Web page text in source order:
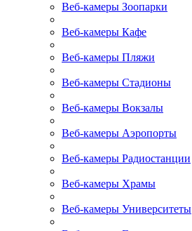
Веб-камеры Зоопарки
Веб-камеры Кафе
Веб-камеры Пляжи
Веб-камеры Стадионы
Веб-камеры Вокзалы
Веб-камеры Аэропорты
Веб-камеры Радиостанции
Веб-камеры Храмы
Веб-камеры Университеты